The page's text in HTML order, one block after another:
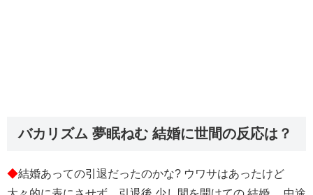
バカリズム 夢眠ねむ 結婚に世間の反応は？
◆結婚あっての引退だったのかな? ウワサはあったけど